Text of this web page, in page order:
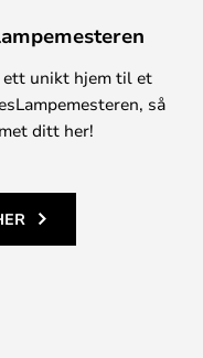
ett unikt hjem til et
så
ditt her!